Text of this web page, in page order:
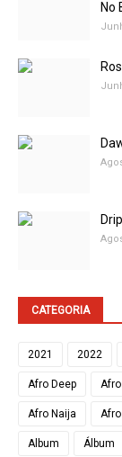
No
CATEGORIA
2021 2022
Afro Deep
Afro Naija
Album Álbum